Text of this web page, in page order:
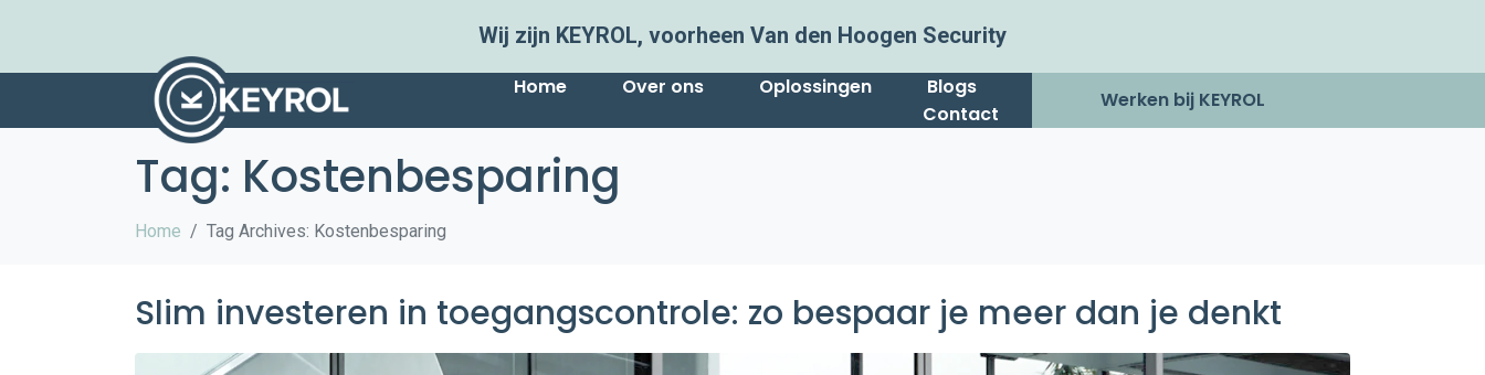
Wij zijn KEYROL, voorheen Van den Hoogen Security
Home Over ons Oplossingen
Blogs
Contact
Werken bij KEYROL
Tag: Kostenbesparing
Home Tag Archives: Kostenbesparing
Slim investeren in toegangscontrole: zo bespaar je meer dan je denkt